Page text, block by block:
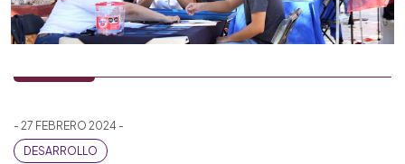
- 27 FEBRERO 2024 -
DESARROLLO